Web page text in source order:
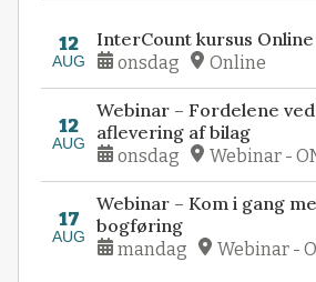
12
AUG
InterCount kursus Online
onsdag Online
12
AUG
Webinar – Fordelene
aflevering af bilag
onsdag Webinar -
17
AUG
Webinar – Kom i gang
bogføring
mandag Webinar -